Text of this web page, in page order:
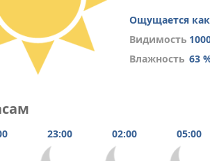
Ощущается как
Видимость
Влажность 63
23:00 02:00 05:00